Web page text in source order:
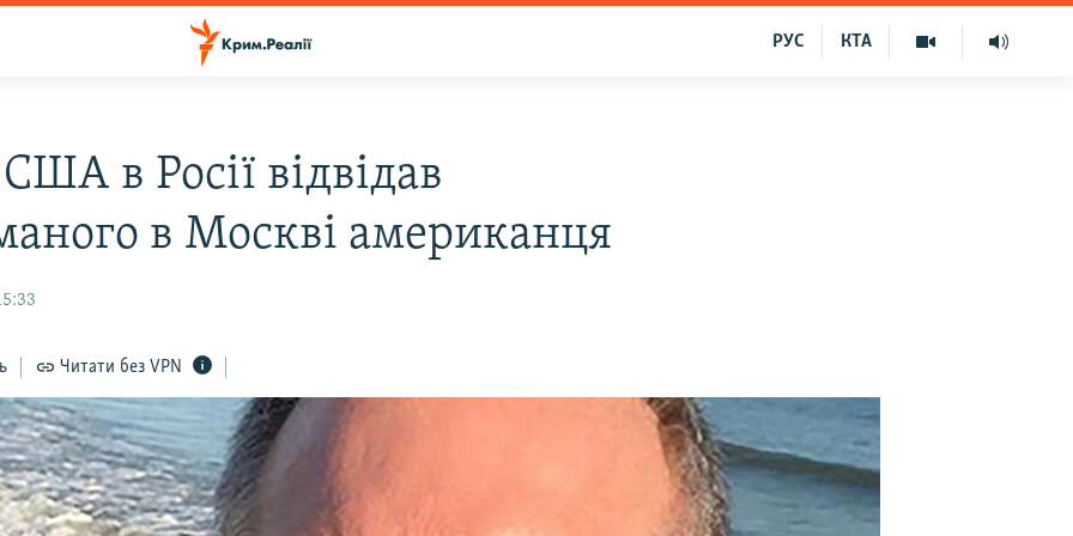
КТА
РУС
в Росії відвідав
в Москві американця
Читати без VPN